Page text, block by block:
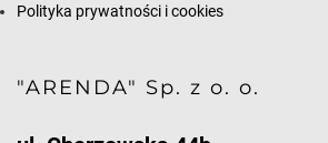
Polityka prywatności i cookies
"ARENDA" Sp. z o. o.